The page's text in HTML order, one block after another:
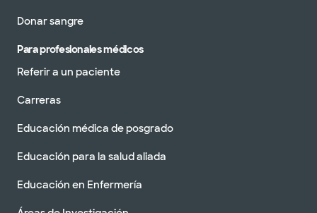
Donar sangre
Para profesionales médicos
Referir a un paciente
Carreras
Educación médica de posgrado
Educación para la salud aliada
Educación en Enfermería